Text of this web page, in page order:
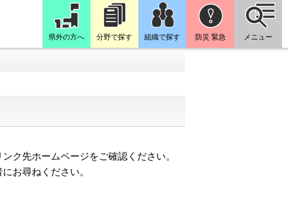
県外の方へ 分野で探す 組織で探す 防災 緊急 メニュー
ク先ホームページをご確認ください。
お尋ねください。